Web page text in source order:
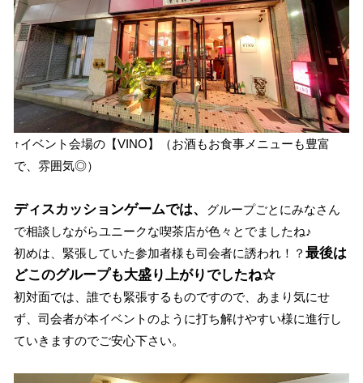
↑イベント会場の【VINO】（お酒もお食事メニューも豊富
で、雰囲気◎）
ディスカッションゲームでは、
グループごとにみなさん
で相談しながらユニークな喫茶店が色々とでましたね♪
初めは、緊張していた参加者様も司会者に誘われ！？ 最後は
どこのグループも大盛り上がりでしたね☆
初対面では、誰でも緊張するものですので、あまり気にせ
ず、司会者が本イベントのように打ち解けやすい様に進行し
ていきますのでご安心下さい。